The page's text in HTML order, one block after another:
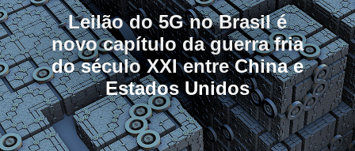
Leilão do 5G no Brasil é
novo capítulo da guerra fria
do século XXI entre China e
Estados Unidos